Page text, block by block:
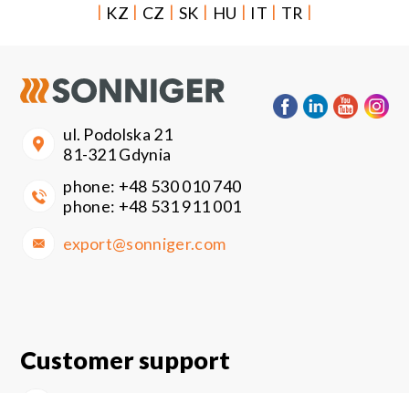
| KZ | CZ | SK | HU | IT | TR |
ul. Podolska 21
81-321 Gdynia
phone: +48 530 010 740
phone: +48 531 911 001
export@sonniger.com
Customer support